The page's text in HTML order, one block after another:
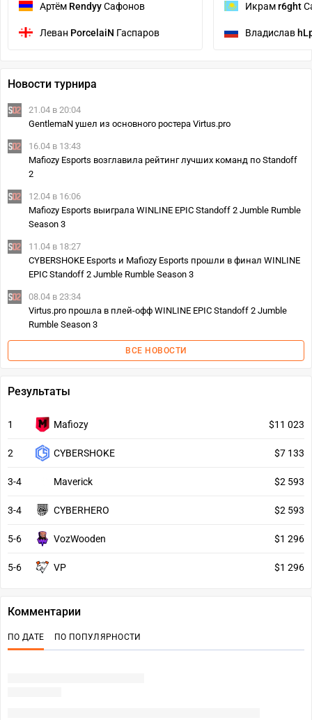
Артём RendyyСафонов
Леван PorcelaiN Гаспаров
Икрамr6ght
Владислав
Новости турнира
21.04 в 20:04
GentlemaN ушел из основного ростера Virtus.pro
16.04 в 13:43
Mafiozy Esports возглавила рейтинг лучших команд по Standoff
2
12.04 в 16:06
Mafiozy Esports выиграла WINLINE EPIC Standoff 2 Jumble Rumble
Season 3
11.04 в 18:27
CYBERSHOKE Esports и Mafiozy Esports прошли в финал WINLINE
EPIC Standoff 2 Jumble Rumble Season 3
08.04 в 23:34
Virtus.pro прошла в плей-офф WINLINE EPIC Standoff 2 Jumble
Rumble Season 3
ВСЕ НОВОСТИ
Результаты
1 Mafiozy $11 023
2 CYBERSHOKE $7 133
3-4 Maverick $2 593
3-4 CYBERHERO $2 593
5-6 VozWooden $1 296
5-6 VP $1 296
Комментарии
ПО ДАТЕ ПО ПОПУЛЯРНОСТИ